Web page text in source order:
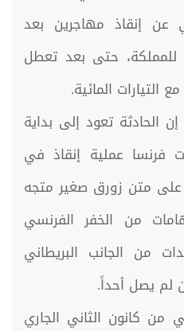
عن إنقاذ مهاجرين بعد
للمملكة، حتى بعد تعطل
المائية.
الحادثة تعود إلى بداية
فرنسا عملية إنقاذ في
كانوا على متن زورق صغير متجه
من الخفر الفرنسي
من الجانب البريطاني
لم يصل أحداً.
من كانون الثاني الجاري